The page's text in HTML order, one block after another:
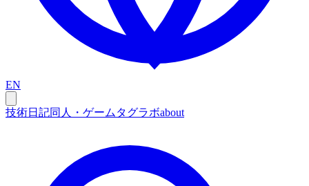
EN
技術日記同人・ゲーム タグラボabout